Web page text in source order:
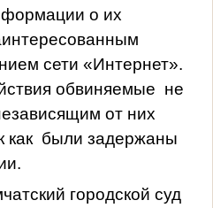
о их
сети «Интернет».
обвиняемые не
от них
как были задержаны
городской суд